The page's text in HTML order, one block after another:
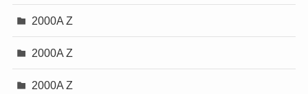
2000A Z
2000A Z
2000A Z